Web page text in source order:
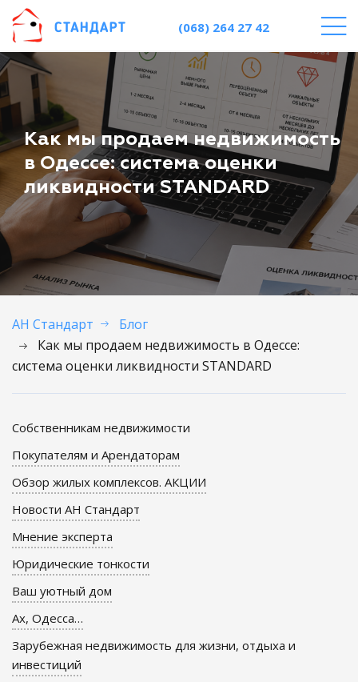
(068) 264 27 42
Как мы продаем недвижимость
в Одессе: система оценки
ликвидности STANDARD
АН Стандарт
Блог
Как мы продаем недвижимость в Одессе:
система оценки ликвидности STANDARD
Собственникам недвижимости
Покупателям и Арендаторам
Обзор жилых комплексов. АКЦИИ
Новости АН Стандарт
Мнение эксперта
Юридические тонкости
Ваш уютный дом
Ах, Одесса…
Зарубежная недвижимость для жизни, отдыха и
инвестиций